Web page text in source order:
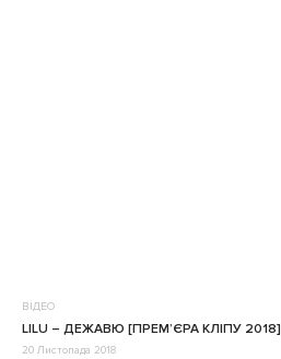
ВІДЕО
LILU – ДЕЖАВЮ [ПРЕМ’ЄРА КЛІПУ 2018]
20 Листопада 2018